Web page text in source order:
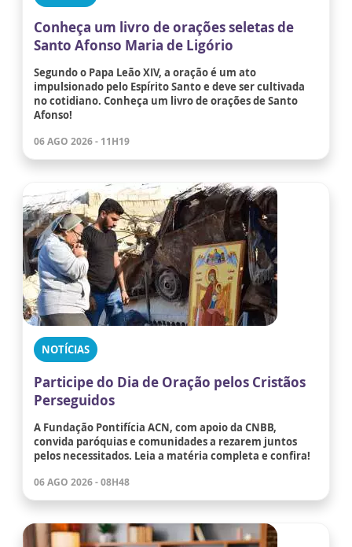
Conheça um livro de orações seletas de
Santo Afonso Maria de Ligório
Segundo o Papa Leão XIV, a oração é um ato
impulsionado pelo Espírito Santo e deve ser cultivada
no cotidiano. Conheça um livro de orações de Santo
Afonso!
06 AGO 2026 - 11H19
NOTÍCIAS
Participe do Dia de Oração pelos Cristãos
Perseguidos
A Fundação Pontifícia ACN, com apoio da CNBB,
convida paróquias e comunidades a rezarem juntos
pelos necessitados. Leia a matéria completa e confira!
06 AGO 2026 - 08H48